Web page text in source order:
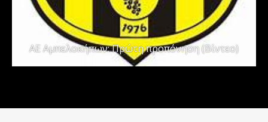
ΑΕ Αμπελοκήπων: Πρώτη προπόνηση (Βίντεο)